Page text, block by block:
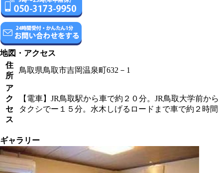
地図・アクセス
住
所
鳥取県鳥取市吉岡温泉町632－1
ア
ク
セ
ス
【電車】JR鳥取駅から車で約２０分。JR鳥取大学前から
タクシでー１５分。水木しげるロードまで車で約２時間
ギャラリー